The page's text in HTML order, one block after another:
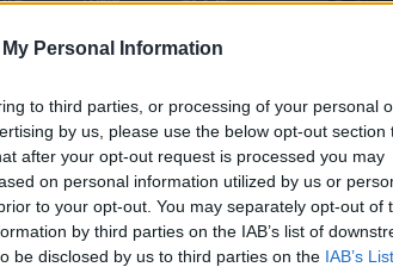
Personal Information
to third parties, or processing of your personal
by us, please use the below opt-out section
after your opt-out request is processed you may
on personal information utilized by us or
to your opt-out. You may separately opt-out of
by third parties on the IAB’s list of
be disclosed by us to third parties on the IAB’s
S24, αφού εμφανίστηκαν πολλά bugs.
διόρθωσε τα προβλήματα και μόλις μας
Z Flip 6 και τα Galaxy Z Fold 6. Αν είχατε
περιβάλλον της Samsung, που έρχεται